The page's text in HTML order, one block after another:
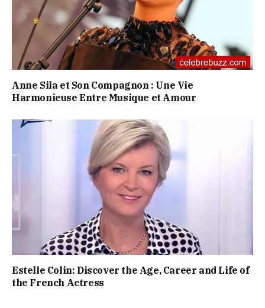
Anne Sila et Son Compagnon : Une Vie
Harmonieuse Entre Musique et Amour
Estelle Colin: Discover the Age, Career and Life of
the French Actress